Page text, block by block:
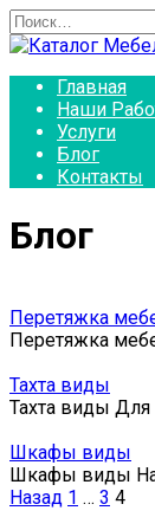
Перейти
к
Search
for:
Главная
Наши
Услуги
Блог
Контакты
Блог
Перетяжка
Перетяжка
Тахта виды
Тахта виды Для
Шкафы виды
Шкафы виды
Пагинация
Назад 1 … 3 4